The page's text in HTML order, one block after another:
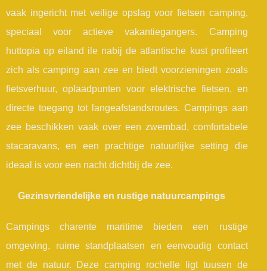
vaak ingericht met veilige opslag voor fietsen camping,
speciaal voor actieve vakantiegangers. Camping
huttopia op eiland ile nabij de atlantische kust profileert
zich als camping aan zee en biedt voorzieningen zoals
fietsverhuur, oplaadpunten voor elektrische fietsen, en
directe toegang tot langeafstandsroutes. Campings aan
zee beschikken vaak over een zwembad, comfortabele
stacaravans, en een prachtige natuurlijke setting die
ideaal is voor een nacht dichtbij de zee.
Gezinsvriendelijke en rustige natuurcampings
Campings charente maritime bieden een rustige
omgeving, ruime standplaatsen en eenvoudig contact
met de natuur. Deze camping rochelle ligt tuusen de